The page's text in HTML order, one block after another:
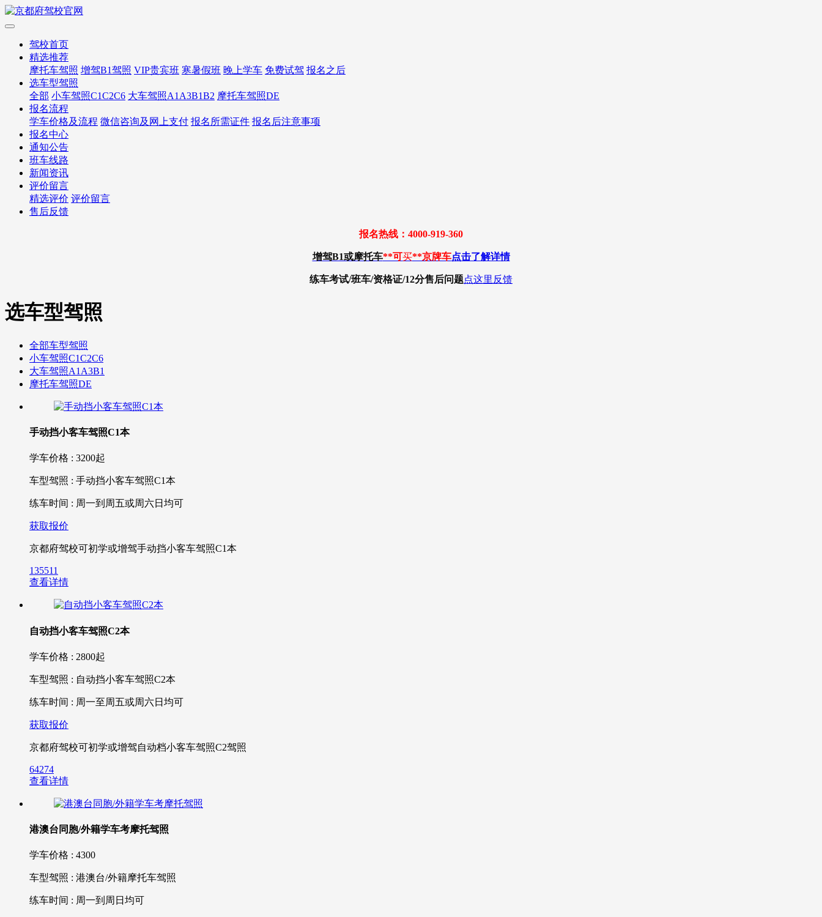
驾校首页
精选推荐
摩托车驾照 增驾B1驾照 VIP贵宾班 寒暑假班 晚上学车 免费试驾 报名之后
选车型驾照
全部 小车驾照C1C2C6 大车驾照A1A3B1B2 摩托车驾照DE
报名流程
学车价格及流程 微信咨询及网上支付 报名所需证件 报名后注意事项
报名中心
通知公告
班车线路
新闻资讯
评价留言
精选评价 评价留言
售后反馈
报名热线：4000-919-360
增驾B1或摩托车**可买**京牌车点击了解详情
练车考试/班车/资格证/12分售后问题点这里反馈
选车型驾照
全部车型驾照
小车驾照C1C2C6
大车驾照A1A3B1
摩托车驾照DE
手动挡小客车驾照C1本
学车价格 : 3200起
车型驾照 : 手动挡小客车驾照C1本
练车时间 : 周一到周五或周六日均可
获取报价
京都府驾校可初学或增驾手动挡小客车驾照C1本
135511
查看详情
自动挡小客车驾照C2本
学车价格 : 2800起
车型驾照 : 自动挡小客车驾照C2本
练车时间 : 周一至周五或周六日均可
获取报价
京都府驾校可初学或增驾自动档小客车驾照C2驾照
64274
查看详情
港澳台同胞/外籍学车考摩托驾照
学车价格 : 4300
车型驾照 : 港澳台/外籍摩托车驾照
练车时间 : 周一到周日均可